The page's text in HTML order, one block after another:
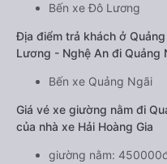
Bến xe Đô Lương
Địa điểm trả khách ở
Lương - Nghệ An đi Quảng
Bến xe Quảng Ngãi
Giá vé xe giường nằm đi
của nhà xe Hải Hoàng Gia
giường nằm: